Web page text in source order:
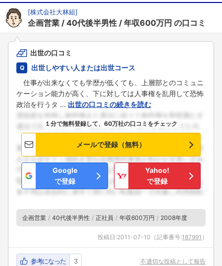
[株式会社大林組]
企画営業 40代後半男性 年収600万円 の口コミ
出世の口コミ
出世しやすい人または出世コース
仕事が出来なくても学歴が低くても、上層部とのコミュニ
ケーション能力が高く、下に対しては人事権を乱用して恐怖
政治を行うタ ... 出世の口コミの続きを読む
１分で無料登録して、60万社の口コミをチェック
メールで登録（無料）
Google
で登録
Yahoo!
で登録
企画営業 40代後半男性 正社員 年収600万円 2008年度
投稿日:2011-07-10 （記事番号:187991 ）
参考になった 3 不適切な投稿として報告